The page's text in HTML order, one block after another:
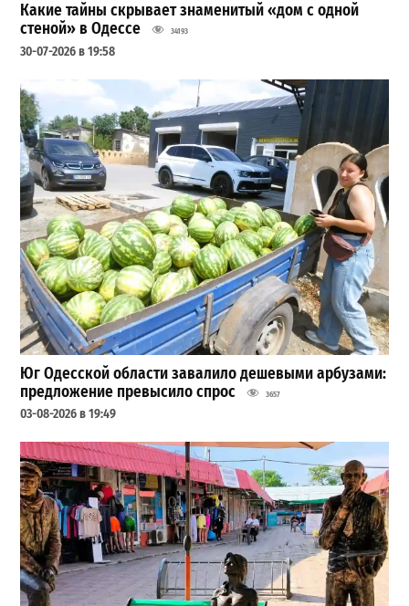
Какие тайны скрывает знаменитый «дом с одной
стеной» в Одессе
34193
30-07-2026 в 19:58
Юг Одесской области завалило дешевыми арбузами:
предложение превысило спрос
3657
03-08-2026 в 19:49